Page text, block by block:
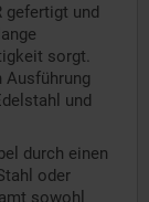
gefertigt und
sorgt.
Ausführung
und
durch einen
oder
sowohl